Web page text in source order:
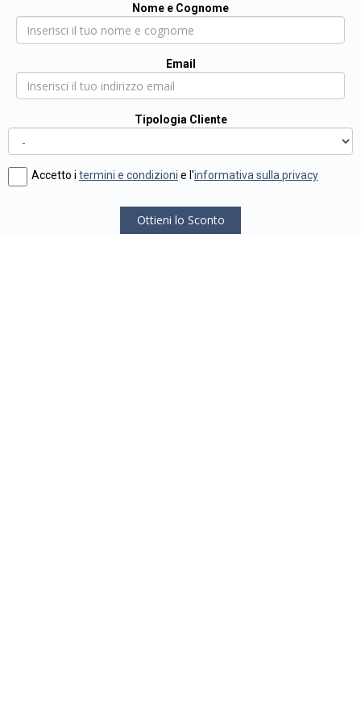
Nome e Cognome
Email
Tipologia Cliente
Accetto i termini e condizioni e l'informativa sulla privacy
Ottieni lo Sconto